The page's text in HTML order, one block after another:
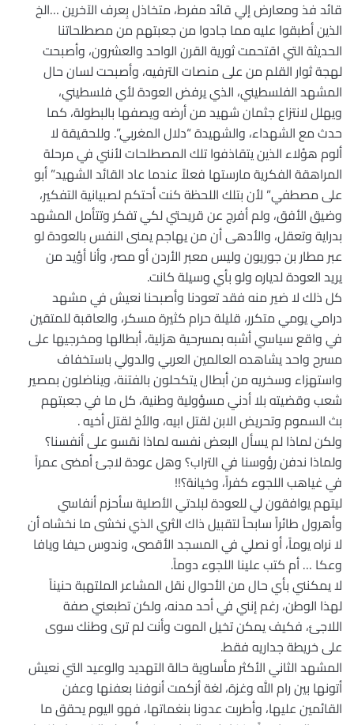
قائد فذ ومعارض إلي قائد مفرط، متخاذل بِعرف الآخرين …الخ
الذين أطبقوا عليه مما جادوا من جعبتهم من مصطلحاتنا
الحديثة التي اقتحمت ثورية القرن الواحد والعشرون، وأصبحت
لهجة ثوار القلم من على منصات الترفيه، وأصبحت لسان حال
المشهد الفلسطيني، الذي يرفض العودة لأي فلسطيني،
ويهلل لانتزاع جثمان شهيد من أرضه ويصفها بالبطولة، كما
حدث مع الشهداء، والشهيدة “دلال المغربي”. وللحقيقة لا
ألوم هؤلاء الذين يتقاذفوا تلك المصطلحات لأنني في مرحلة
المراهقة الفكرية مارستها فعلاً عندما عاد القائد الشهيد” أبو
على مصطفي” لأن بتلك اللحظة كنت أحتكم لصبيانية التفكير،
وضيق الأفق، ولم أفرج عن قريحتي لكي تفكر وتتأمل المشهد
بدراية وتعقل، والأدهى أن من يهاجم يمنى النفس بالعودة لو
عبر مطار بن جوريون وليس معبر الأردن أو مصر، وأنا أؤيد من
يريد العودة لدياره ولو بأي وسيلة كانت.
كل ذلك لا ضير منه فقد تعودنا وأصبحنا نعيش في مشهد
درامي يومي متكرر، قليلة حرام كثيرة مسكر، والعاقبة للمتقين
في واقع سياسي أشبه بمسرحية هزلية، أبطالها ومخرجيها على
مسرح واحد يشاهده العالمين العربي والدولي باستخفاف
واستهزاء وسخريه من أبطال يتكحلون بالفتنة، ويناضلون بمصير
شعب وقضيته بلا أدني مسؤولية وطنية، كل ما في جعبتهم
بث السموم وتحريض الابن لقتل ابيه، والأخ لقتل أخيه .
ولكن لماذا لم يسأل البعض نفسه لماذا نقسو على أنفسنا؟
ولماذا ندفن رؤوسنا في التراب؟ وهل عودة لاجئ أمضى عمراً
في غياهب اللجوء كفراً، وخيانة؟!!
ليتهم يوافقون لي للعودة لبلدتي الأصلية سأحزم أنفاسي
وأهرول طائراً سابحاً لتقبيل ذاك الثري الذي نخشى ما نخشاه أن
لا نراه يوماً، أو نصلي في المسجد الأقصى، وندوس حيفا ويافا
وعكا … أم كتب علينا اللجوء دوماً.
لا يمكنني بأي حال من الأحوال نقل المشاعر الملتهبة حنيناً
لهذا الوطن، رغم إنني في أحد مدنه، ولكن تطبعني صفة
اللاجئ، فكيف يمكن تخيل الموت وأنت لم ترى وطنك سوى
على خريطة جداريه فقط.
المشهد الثاني الأكثر مأساوية حالة التهديد والوعيد التي نعيش
أتونها بين رام الله وغزة، لغة أزكمت أنوفنا بعفنها وعفن
القائمين عليها، وأطربت عدونا بنغماتها، فهو اليوم يحقق ما